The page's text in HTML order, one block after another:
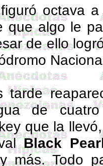
figuró octava
que algo le
de ello
tarde
de
que la
Black
más. Todo